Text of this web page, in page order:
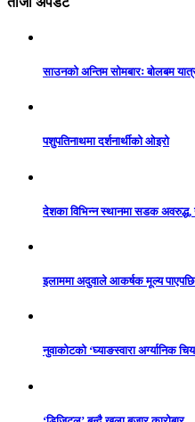
साउनको अन्तिम सोमबारः बोलबम
पशुपतिनाथमा दर्शनार्थीको ओइरो
देशका विभिन्न स्थानमा सडक अवरुद्ध,
इलाममा अदुवाले आकर्षक मूल्य पाएपछि
नुवाकोटको ‘घ्याङस्वारा अर्ग्यानिक